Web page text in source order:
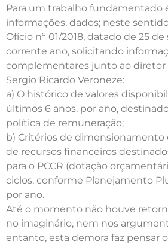
Para um trabalho fundamentado
informações, dados; neste
Ofício nº 01/2018, datado de 25
corrente ano, solicitando
complementares junto ao
Sergio Ricardo Veroneze:
a) O histórico de valores
últimos 6 anos, por ano,
política de remuneração;
b) Critérios de dimensionamento
de recursos financeiros
para o PCCR (dotação
ciclos, conforme Planejamento
por ano.
Até o momento não houve
no imaginário, nem nos
entanto, esta demora faz pensar